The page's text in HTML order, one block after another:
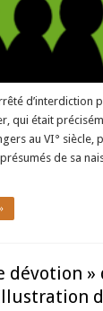
d’interdiction
qui était
au VI°
de sa
dévotion